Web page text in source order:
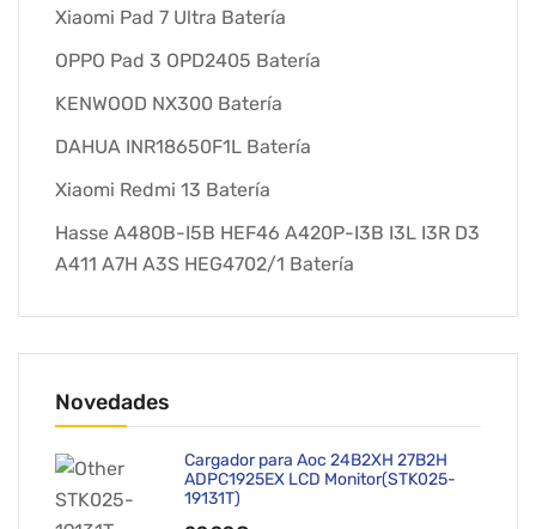
Xiaomi Pad 7 Ultra Batería
OPPO Pad 3 OPD2405 Batería
KENWOOD NX300 Batería
DAHUA INR18650F1L Batería
Xiaomi Redmi 13 Batería
Hasse A480B-I5B HEF46 A420P-I3B I3L I3R D3
A411 A7H A3S HEG4702/1 Batería
Novedades
Cargador para Aoc 24B2XH 27B2H
ADPC1925EX LCD Monitor(STK025-
19131T)